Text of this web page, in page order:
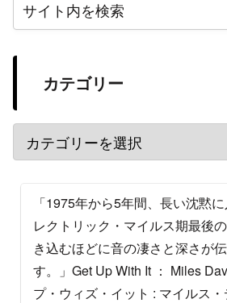
カテゴリー
「1975年から5年間、長い沈黙
レクトリック・マイルス期最後
き込むほどに音の凄さと深さが
す。」Get Up With It ： Miles
プ・ウィズ・イット : マイルス